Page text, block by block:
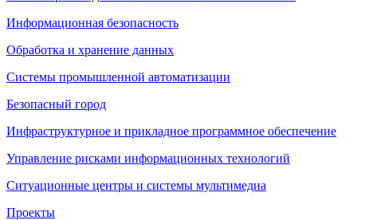
Информационная безопасность
Обработка и хранение данных
Системы промышленной автоматизации
Безопасный город
Инфраструктурное и прикладное программное обеспечение
Управление рисками информационных технологий
Ситуационные центры и системы мультимедиа
Проекты